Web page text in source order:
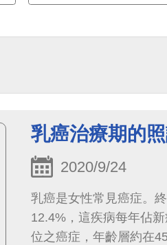
乳癌治療期的
2020/9/24
乳癌是女性常見癌症。
12.4%，這疾病每年佔
位之癌症，年齡層約在